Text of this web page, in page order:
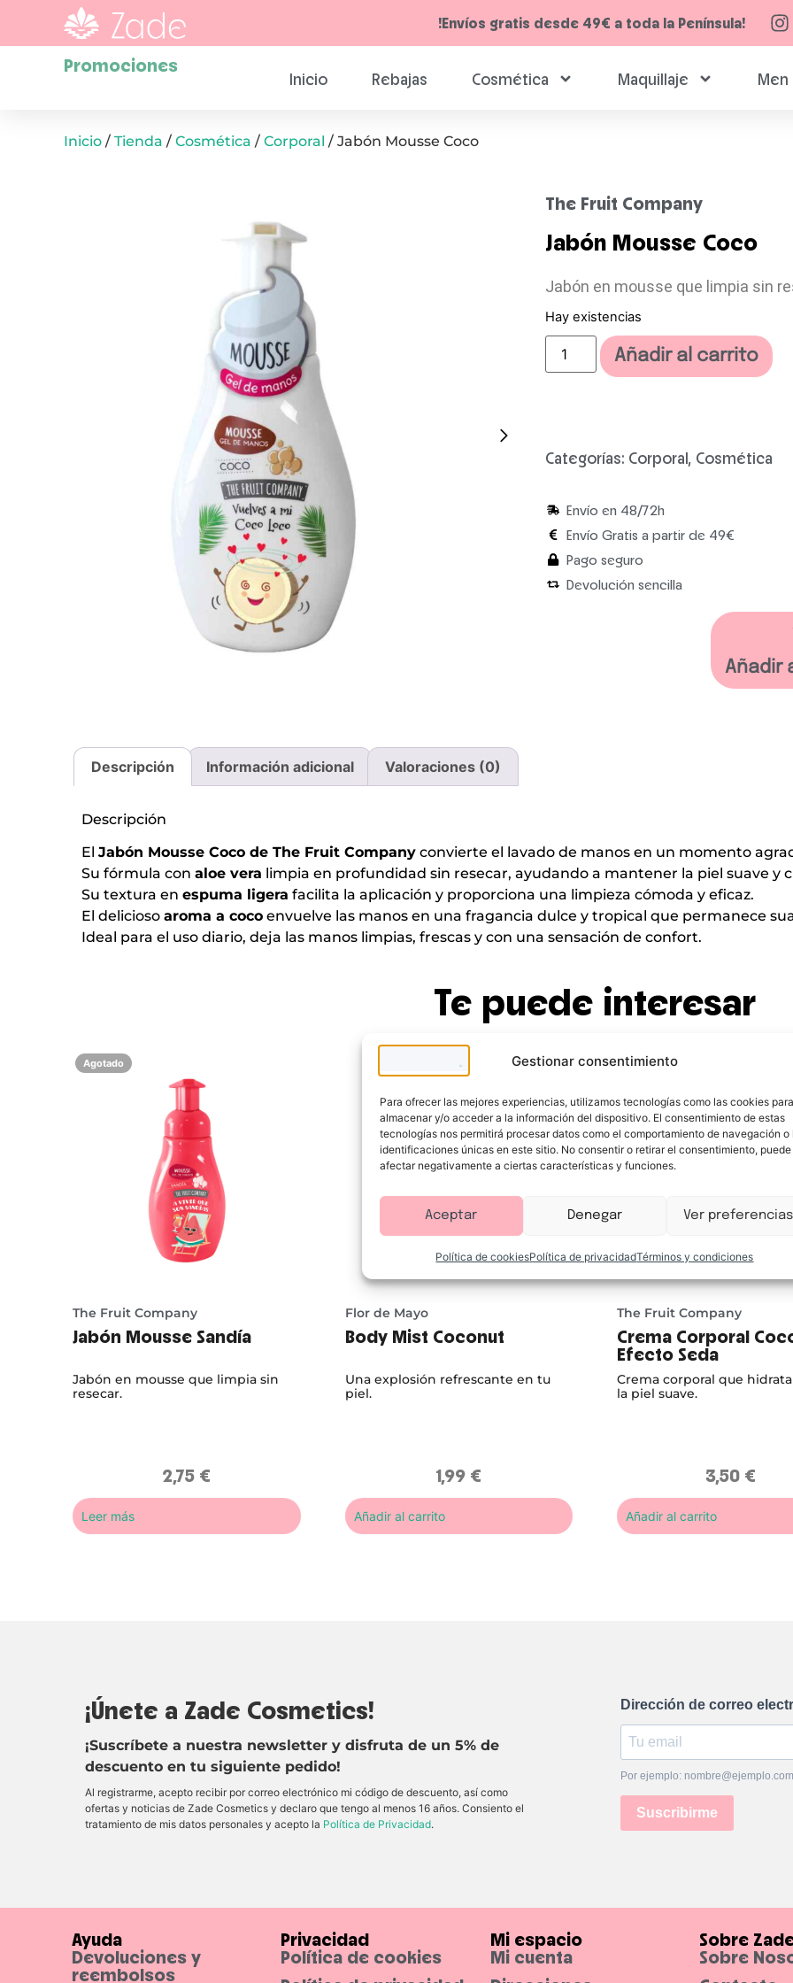
Gestionar consentimiento
Para ofrecer las mejores experiencias, utilizamos tecnologías como las cookies para
almacenar y/o acceder a la información del dispositivo. El consentimiento de estas
tecnologías nos permitirá procesar datos como el comportamiento de navegación o
identificaciones únicas en este sitio. No consentir o retirar el consentimiento, puede
afectar negativamente a ciertas características y funciones.
Aceptar Denegar Ver preferencias
Política de cookiesPolítica de privacidadTérminos y condiciones
!Envíos gratis desde 49€ a toda la Península!
Promociones
Inicio Rebajas Cosmética Maquillaje Men
Inicio / Tienda / Cosmética / Corporal / Jabón Mousse Coco
The Fruit Company
Jabón Mousse Coco
Jabón en mousse que limpia sin
Hay existencias
Añadir al carrito
Categorías: Corporal, Cosmética
Envío en 48/72h
Envío Gratis a partir de 49€
Pago seguro
Devolución sencilla
Añadir
Descripción Información adicional Valoraciones (0)
Descripción
El Jabón Mousse Coco de The Fruit Company convierte el lavado de manos en un momento
Su fórmula con aloe vera limpia en profundidad sin resecar, ayudando a mantener la piel suave y
Su textura en espuma ligera facilita la aplicación y proporciona una limpieza cómoda y eficaz.
El delicioso aroma a coco envuelve las manos en una fragancia dulce y tropical que permanece
Ideal para el uso diario, deja las manos limpias, frescas y con una sensación de confort.
Te puede interesar
Agotado
The Fruit Company
Jabón Mousse Sandía
Jabón en mousse que limpia sin
resecar.
2,75 €
Leer más
Flor de Mayo
Body Mist Coconut
Una explosión refrescante en tu
piel.
1,99 €
Añadir al carrito
The Fruit Company
Crema Corporal
Efecto Seda
Crema corporal que
la piel suave.
3,50 €
Añadir al carrito
¡Únete a Zade Cosmetics!
¡Suscríbete a nuestra newsletter y disfruta de un 5% de
descuento en tu siguiente pedido!
Al registrarme, acepto recibir por correo electrónico mi código de descuento, así como
ofertas y noticias de Zade Cosmetics y declaro que tengo al menos 16 años. Consiento el
tratamiento de mis datos personales y acepto la Política de Privacidad.
Dirección de correo
Por ejemplo: nombre@ejemplo.com
Suscribirme
Ayuda
Devoluciones y
reembolsos
Privacidad
Política de cookies
Mi espacio
Mi cuenta
Sobre
Sobre